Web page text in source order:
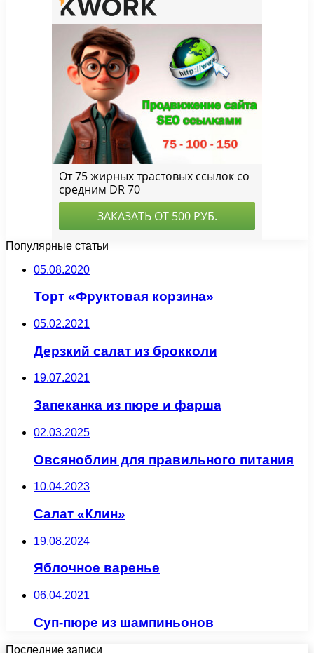
Популярные статьи
05.08.2020
Торт «Фруктовая корзина»
05.02.2021
Дерзкий салат из брокколи
19.07.2021
Запеканка из пюре и фарша
02.03.2025
Овсяноблин для правильного питания
10.04.2023
Салат «Клин»
19.08.2024
Яблочное варенье
06.04.2021
Суп-пюре из шампиньонов
Последние записи